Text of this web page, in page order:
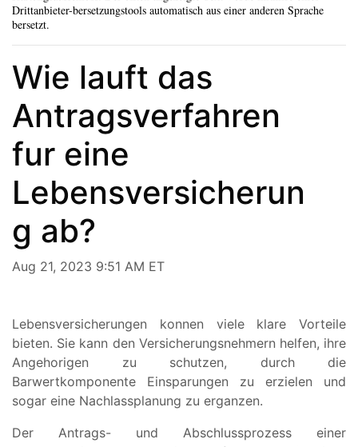
Drittanbieter-bersetzungstools automatisch aus einer anderen Sprache
bersetzt.
Wie lauft das
Antragsverfahren
fur eine
Lebensversicherun
g ab?
Aug 21, 2023 9:51 AM ET
Lebensversicherungen konnen viele klare Vorteile
bieten. Sie kann den Versicherungsnehmern helfen, ihre
Angehorigen zu schutzen, durch die
Barwertkomponente Einsparungen zu erzielen und
sogar eine Nachlassplanung zu erganzen.
Der Antrags- und Abschlussprozess einer